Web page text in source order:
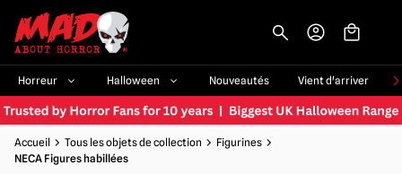
Horreur Halloween Nouveautés Vient d'arriver
Accueil Tous les objets de collection
Figurines
NECA Figures habillées